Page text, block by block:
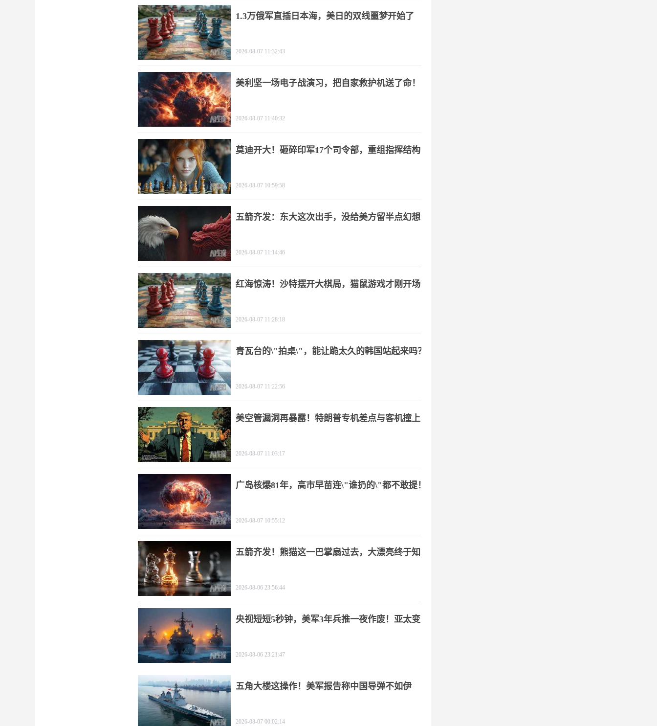
1.3万俄军直插日本海，美日的双线噩梦开始了
2026-08-07 11:32:43
美利坚一场电子战演习，把自家救护机送了命！
2026-08-07 11:40:32
莫迪开大！砸碎印军17个司令部，重组指挥结构
2026-08-07 10:59:58
五箭齐发：东大这次出手，没给美方留半点幻想
2026-08-07 11:14:46
红海惊涛！沙特摆开大棋局，猫鼠游戏才刚开场
2026-08-07 11:28:18
青瓦台的\"拍桌\"，能让跪太久的韩国站起来吗？
2026-08-07 11:22:56
美空管漏洞再暴露！特朗普专机差点与客机撞上
2026-08-07 11:03:17
广岛核爆81年，高市早苗连\"谁扔的\"都不敢提！
2026-08-07 10:55:12
五箭齐发！熊猫这一巴掌扇过去，大漂亮终于知
2026-08-06 23:56:44
央视短短5秒钟，美军3年兵推一夜作废！亚太变
2026-08-06 23:21:47
五角大楼这操作！美军报告称中国导弹不如伊
2026-08-07 00:02:14